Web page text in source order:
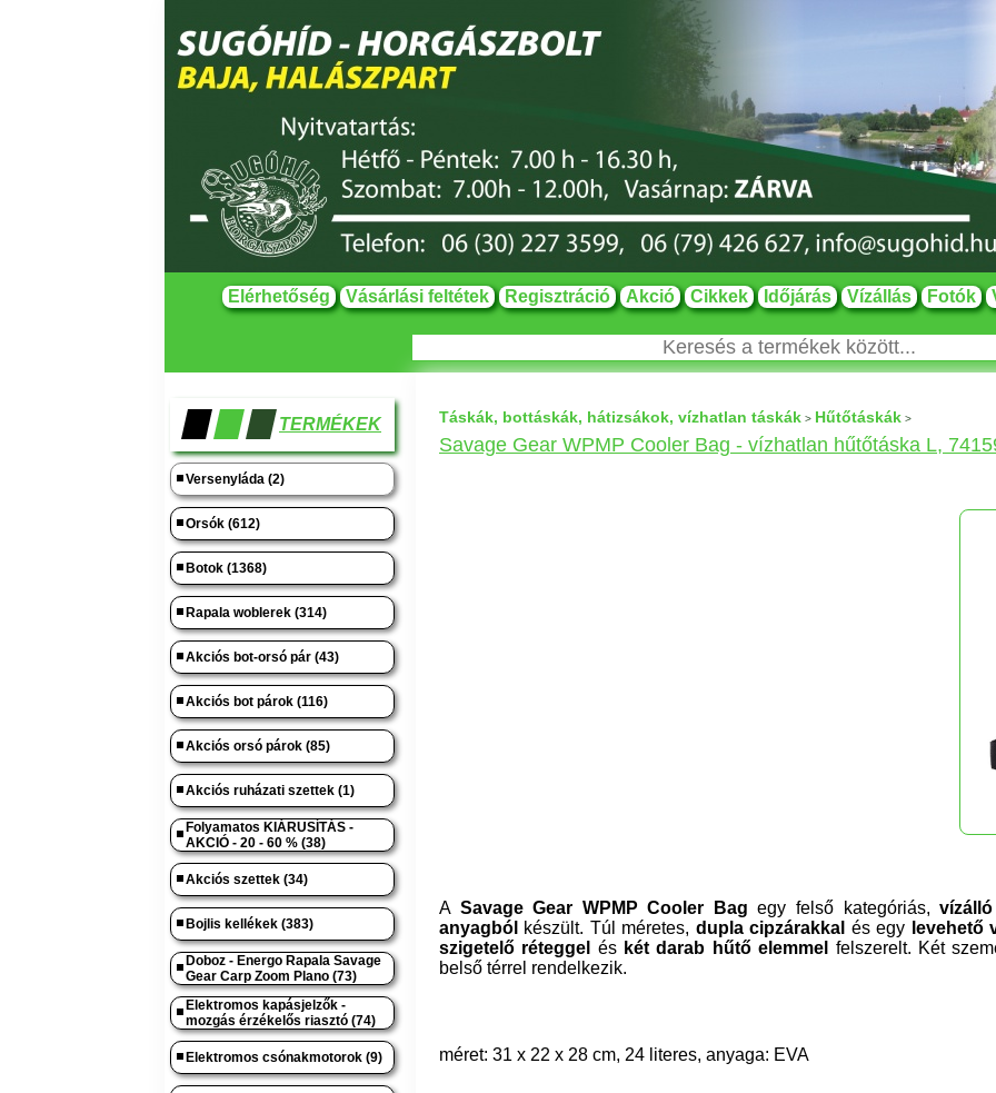
Elérhetőség Vásárlási feltétek Regisztráció Akció Cikkek Időjárás Vízállás Fotók
TERMÉKEK
Versenyláda (2)
Orsók (612)
Botok (1368)
Rapala woblerek (314)
Akciós bot-orsó pár (43)
Akciós bot párok (116)
Akciós orsó párok (85)
Akciós ruházati szettek (1)
Folyamatos KIÁRUSÍTÁS -
AKCIÓ - 20 - 60 % (38)
Akciós szettek (34)
Bojlis kellékek (383)
Doboz - Energo Rapala Savage
Gear Carp Zoom Plano (73)
Elektromos kapásjelzők -
mozgás érzékelős riasztó (74)
Elektromos csónakmotorok (9)
Táskák, bottáskák, hátizsákok, vízhatlan táskák > Hűtőtáskák >
Savage Gear WPMP Cooler Bag - vízhatlan hűtőtáska L,
A Savage Gear WPMP Cooler Bag egyfelső kategóriás,
anyagból
készült. Túl méretes, dupla cipzárakkal és egy levehető
szigetelő réteggel és két darab hűtő elemmel felszerelt. Két
belső térrel rendelkezik.
méret: 31 x 22 x 28 cm, 24 literes, anyaga: EVA